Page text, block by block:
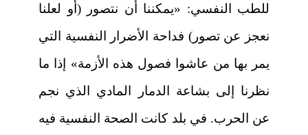
للطب النفسي: «يمكننا أن نتصور (أو لعلنا
نعجز عن تصور) فداحة الأضرار النفسية التي
يمر بها من عاشوا فصول هذه الأزمة» إذا ما
نظرنا إلى بشاعة الدمار المادي الذي نجم
عن الحرب. في بلد كانت الصحة النفسية فيه